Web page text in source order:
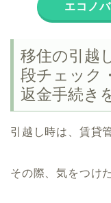
エコノ
移住の引越
段チェック
返金手続き
引越し時は、賃貸
その際、気をつけ